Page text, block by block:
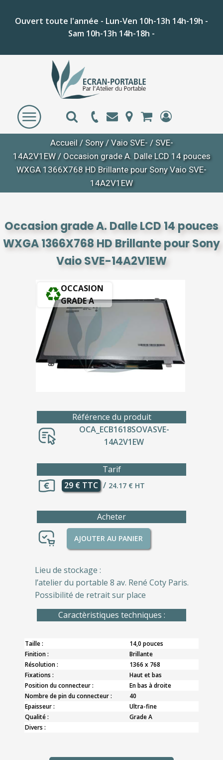
Ouvert toute l'année - Lun-Ven 10h-13h 14h-19h -
Sam 10h-13h 14h-18h -
Accueil/ Sony/ Vaio SVE- / SVE-
14A2V1EW/ Occasion grade A. Dalle LCD 14 pouces
WXGA 1366X768 HD Brillante pour Sony Vaio SVE-
14A2V1EW
Occasion grade A. Dalle LCD 14 pouces
WXGA 1366X768 HD Brillante pour Sony
Vaio SVE-14A2V1EW
OCCASION
GRADE A
Référence du produit
OCA_ECB1618SOVASVE-
14A2V1EW
Tarif
29 € TTC / 24.17 € HT
Acheter
AJOUTER AU PANIER
Lieu de stockage :
l’atelier du portable 8 av. René Coty Paris.
Possibilité de retrait sur place
Caractèristiques techniques :
Taille :
14,0 pouces
Finition :
Brillante
Résolution :
1366 x 768
Fixations :
Haut et bas
Position du connecteur :
En bas à droite
Nombre de pin du connecteur :
40
Epaisseur :
Ultra-fine
Qualité :
Grade A
Divers :